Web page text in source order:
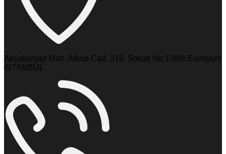
Akçaburgaz Mah. Alkop Cad. 319. Sokak No:128/A Esenyurt/
İSTANBUL